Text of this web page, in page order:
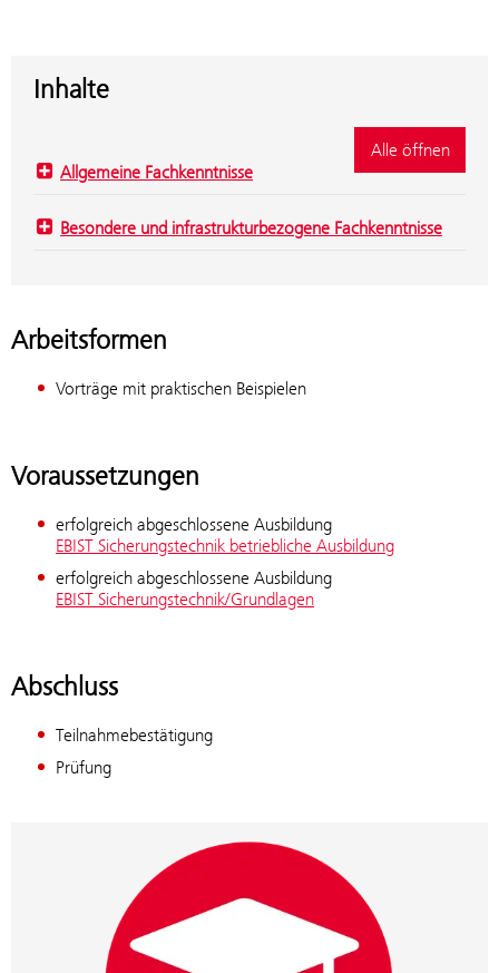
Inhalte
Alle öffnen
Allgemeine Fachkenntnisse
Besondere und infrastrukturbezogene Fachkenntnisse
Arbeitsformen
Vorträge mit praktischen Beispielen
Voraussetzungen
erfolgreich abgeschlossene Ausbildung
EBIST Sicherungstechnik betriebliche Ausbildung
erfolgreich abgeschlossene Ausbildung
EBIST Sicherungstechnik/Grundlagen
Abschluss
Teilnahmebestätigung
Prüfung